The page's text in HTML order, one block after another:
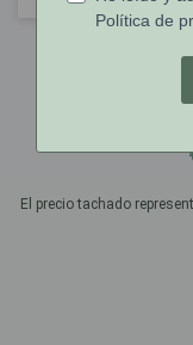
Vichy
El precio tachado